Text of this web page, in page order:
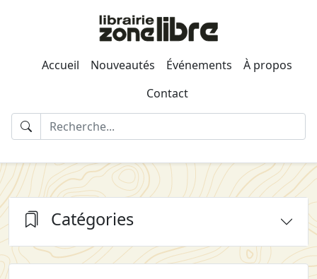
Accueil Nouveautés Événements
À propos
Contact
Catégories